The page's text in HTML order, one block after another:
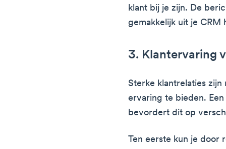
klant bij je zijn. De
gemakkelijk uit je CRM
3. Klantervaring
Sterke klantrelaties
ervaring te bieden.
bevordert dit op
Ten eerste kun je door